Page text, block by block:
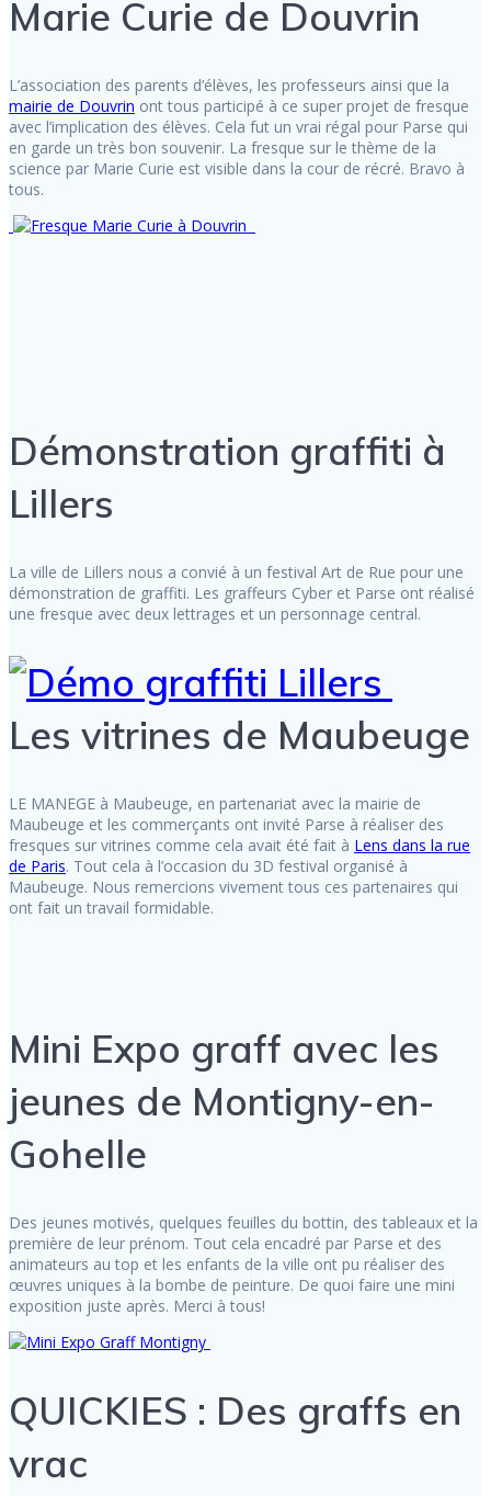
Marie Curie de Douvrin
L’association des parents d’élèves, les professeurs ainsi que la
mairie de Douvrin ont tous participé à ce super projet de fresque
avec l’implication des élèves. Cela fut un vrai régal pour Parse qui
en garde un très bon souvenir. La fresque sur le thème de la
science par Marie Curie est visible dans la cour de récré. Bravo à
tous.
Démonstration graffiti à
Lillers
La ville de Lillers nous a convié à un festival Art de Rue pour une
démonstration de graffiti. Les graffeurs Cyber et Parse ont réalisé
une fresque avec deux lettrages et un personnage central.
Les vitrines de Maubeuge
LE MANEGE à Maubeuge, en partenariat avec la mairie de
Maubeuge et les commerçants ont invité Parse à réaliser des
fresques sur vitrines comme cela avait été fait à Lens dans la rue
de Paris. Tout cela à l’occasion du 3D festival organisé à
Maubeuge. Nous remercions vivement tous ces partenaires qui
ont fait un travail formidable.
Mini Expo graff avec les
jeunes de Montigny-en-
Gohelle
Des jeunes motivés, quelques feuilles du bottin, des tableaux et la
première de leur prénom. Tout cela encadré par Parse et des
animateurs au top et les enfants de la ville ont pu réaliser des
œuvres uniques à la bombe de peinture. De quoi faire une mini
exposition juste après. Merci à tous!
QUICKIES : Des graffs en
vrac